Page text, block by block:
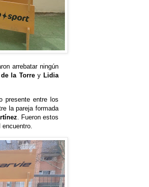
arrebatar ningún
la Torre y Lidia
presente entre los
la pareja formada
. Fueron estos
encuentro.